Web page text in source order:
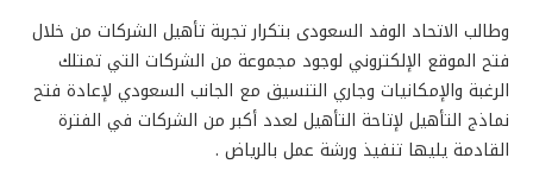
وطالب الاتحاد الوفد السعودى بتكرار تجربة تأهيل الشركات من خلال
فتح الموقع الإلكتروني لوجود مجموعة من الشركات التي تمتلك
الرغبة والإمكانيات وجاري التنسيق مع الجانب السعودي لإعادة فتح
نماذج التأهيل لإتاحة التأهيل لعدد أكبر من الشركات في الفترة
القادمة يليها تنفيذ ورشة عمل بالرياض .